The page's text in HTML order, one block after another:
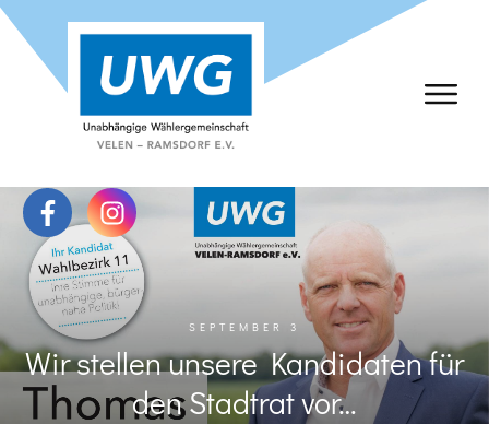
SEPTEMBER 3
Wir stellen unsere Kandidaten für
den Stadtrat vor…